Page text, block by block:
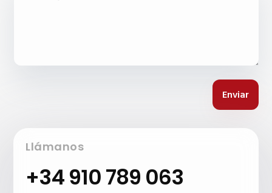
Enviar
Llámanos
+34910 789 063